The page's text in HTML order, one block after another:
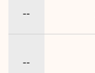
--
--